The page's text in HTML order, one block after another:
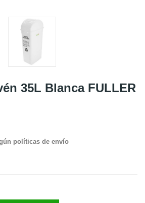
35L Blanca FULLER
políticas de envío